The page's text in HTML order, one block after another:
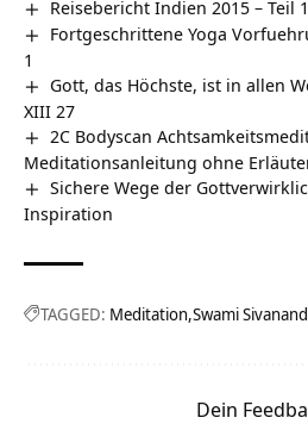
Reisebericht Indien 2015 – Teil
Fortgeschrittene Yoga
1
Gott, das Höchste, ist in allen
XIII 27
2C Bodyscan
Meditationsanleitung ohne
Sichere Wege der
Inspiration
TAGGED: Meditation Swami
Dein